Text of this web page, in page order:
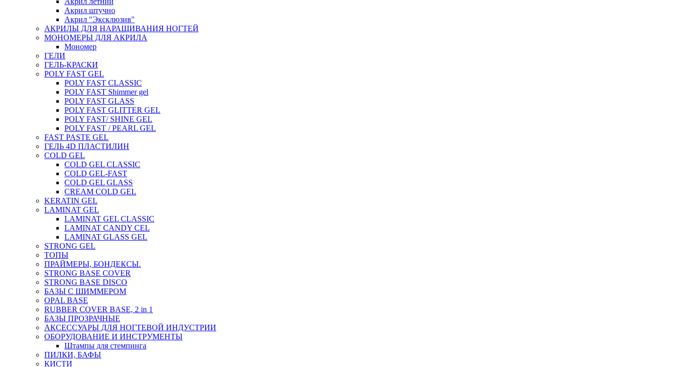
Акрил штучно
Акрил "Эксклюзив"
АКРИЛЫ ДЛЯ НАРАЩИВАНИЯ НОГТЕЙ
МОНОМЕРЫ ДЛЯ АКРИЛА
Мономер
ГЕЛИ
ГЕЛЬ-КРАСКИ
POLY FAST GEL
POLY FAST CLASSIC
POLY FAST Shimmer gel
POLY FAST GLASS
POLY FAST GLITTER GEL
POLY FAST/ SHINE GEL
POLY FAST / PEARL GEL
FAST PASTE GEL
ГЕЛЬ 4D ПЛАСТИЛИН
COLD GEL
COLD GEL CLASSIC
COLD GEL-FAST
COLD GEL GLASS
CREAM COLD GEL
KERATIN GEL
LAMINAT GEL
LAMINAT GEL CLASSIС
LAMINAT CANDY CEL
LAMINAT GLASS GEL
STRONG GEL
ТОПЫ
ПРАЙМЕРЫ, БОНДЕКСЫ.
STRONG BASE COVER
STRONG BASE DISCO
БАЗЫ С ШИММЕРОМ
OPAL BASE
RUBBER COVER BASE, 2 in 1
БАЗЫ ПРОЗРАЧНЫЕ
АКСЕССУАРЫ ДЛЯ НОГТЕВОЙ ИНДУСТРИИ
ОБОРУДОВАНИЕ И ИНСТРУМЕНТЫ
Штампы для стемпинга
ПИЛКИ, БАФЫ
КИСТИ